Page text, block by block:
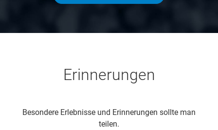
Erinnerungen
Besondere Erlebnisse und Erinnerungen sollte man
teilen.